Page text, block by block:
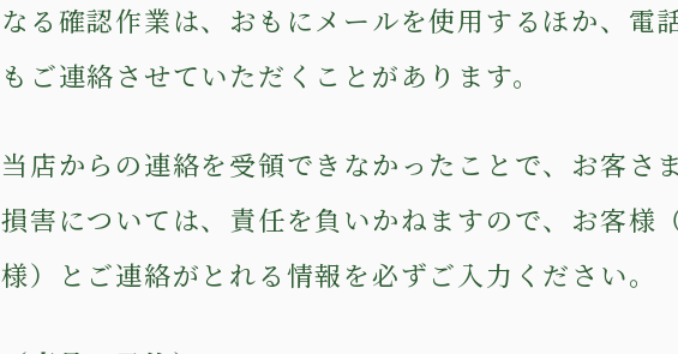
なる確認作業は、おもにメールを使用するほか、電
もご連絡させていただくことがあります。
当店からの連絡を受領できなかったことで、お客さ
損害については、責任を負いかねますので、お客様
様）とご連絡がとれる情報を必ずご入力ください。